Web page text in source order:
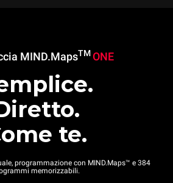
MIND.MapsTMONE
te.
programmazione con MIND.Maps™ e 384
memorizzabili.